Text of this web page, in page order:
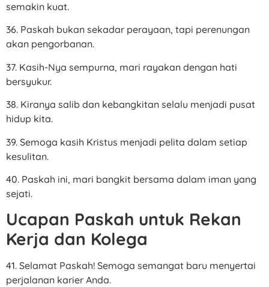
semakin kuat.
36. Paskah bukan sekadar perayaan, tapi perenungan
akan pengorbanan.
37. Kasih-Nya sempurna, mari rayakan dengan hati
bersyukur.
38. Kiranya salib dan kebangkitan selalu menjadi pusat
hidup kita.
39. Semoga kasih Kristus menjadi pelita dalam setiap
kesulitan.
40. Paskah ini, mari bangkit bersama dalam iman yang
sejati.
Ucapan Paskah untuk Rekan
Kerja dan Kolega
41. Selamat Paskah! Semoga semangat baru menyertai
perjalanan karier Anda.